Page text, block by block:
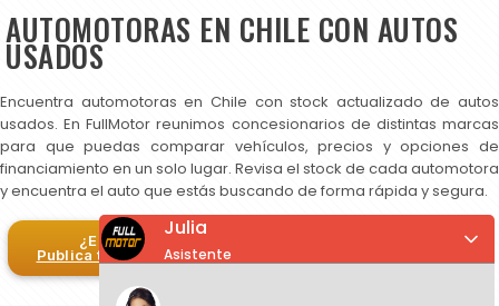
AUTOMOTORAS EN CHILE CON AUTOS
USADOS
Encuentra automotoras en Chile con stock actualizado de autos
usados. En FullMotor reunimos concesionarios de distintas marcas
para que puedas comparar vehículos, precios y opciones de
financiamiento en un solo lugar. Revisa el stock de cada automotora
y encuentra el auto que estás buscando de forma rápida y segura.
¿Eres automotora?
Publica tus autos en FullMotor
Julia
Asistente